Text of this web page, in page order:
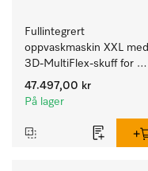
Fullintegrert
oppvaskmaskin XXL med
3D-MultiFlex-skuff for
store oppvaskmengder i
husholdninger, kantiner,
47.497,00 kr
På lager